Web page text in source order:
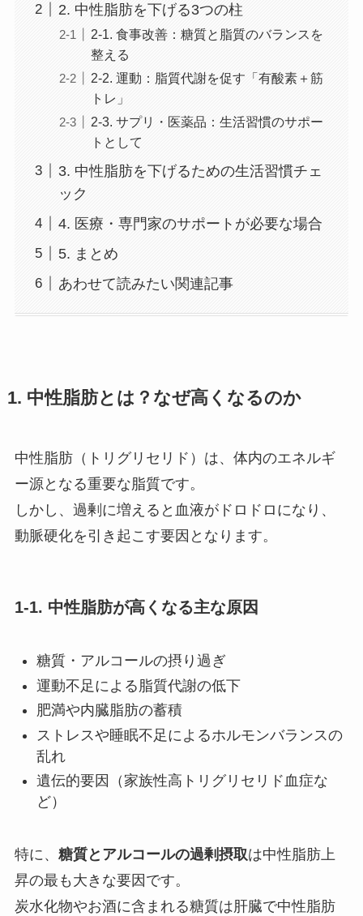
2. 中性脂肪を下げる3つの柱
2-1. 食事改善：糖質と脂質のバランスを
整える
2-2. 運動：脂質代謝を促す「有酸素＋筋
トレ」
2-3. サプリ・医薬品：生活習慣のサポー
トとして
3. 中性脂肪を下げるための生活習慣チェ
ック
4. 医療・専門家のサポートが必要な場合
5. まとめ
あわせて読みたい関連記事
1. 中性脂肪とは？なぜ高くなるのか
中性脂肪（トリグリセリド）は、体内のエネルギ
ー源となる重要な脂質です。
しかし、過剰に増えると血液がドロドロになり、
動脈硬化を引き起こす要因となります。
1-1. 中性脂肪が高くなる主な原因
糖質・アルコールの摂り過ぎ
運動不足による脂質代謝の低下
肥満や内臓脂肪の蓄積
ストレスや睡眠不足によるホルモンバランスの
乱れ
遺伝的要因（家族性高トリグリセリド血症な
ど）
特に、 糖質とアルコールの過剰摂取は中性脂肪上
昇の最も大きな要因です。
炭水化物やお酒に含まれる糖質は肝臓で中性脂肪